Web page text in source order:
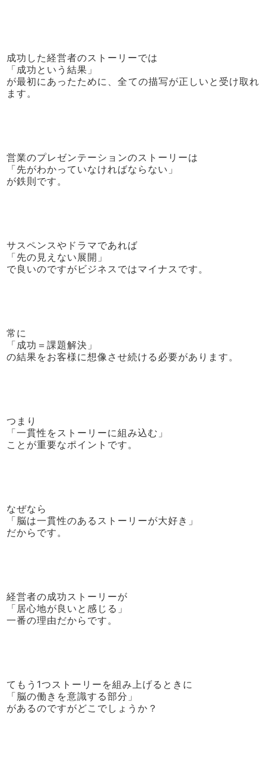
成功した経営者のストーリーでは
「成功という結果」
が最初にあったために、全ての描写が正しいと受け取れ
ます。
営業のプレゼンテーションのストーリーは
「先がわかっていなければならない」
が鉄則です。
サスペンスやドラマであれば
「先の見えない展開」
で良いのですがビジネスではマイナスです。
常に
「成功＝課題解決」
の結果をお客様に想像させ続ける必要があります。
つまり
「一貫性をストーリーに組み込む」
ことが重要なポイントです。
なぜなら
「脳は一貫性のあるストーリーが大好き」
だからです。
経営者の成功ストーリーが
「居心地が良いと感じる」
一番の理由だからです。
てもう1つストーリーを組み上げるときに
「脳の働きを意識する部分」
があるのですがどこでしょうか？